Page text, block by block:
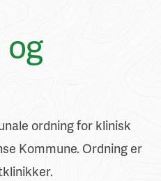
ordning for klinisk
Kommune. Ordning er